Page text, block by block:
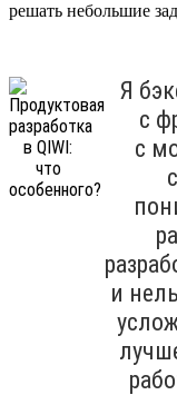
решать небольшие
Я
с
с
и